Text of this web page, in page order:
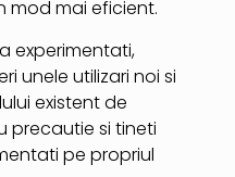
mod mai eficient.
experimentati,
unele utilizari noi si
existent de
precautie si tineti
pe propriul